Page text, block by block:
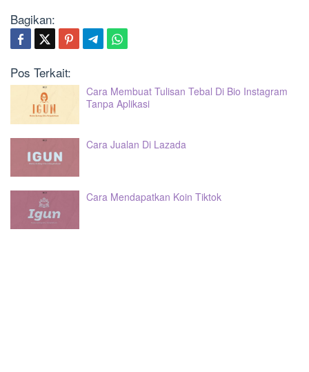
Bagikan:
Pos Terkait:
Cara Membuat Tulisan Tebal Di Bio Instagram
Tanpa Aplikasi
Cara Jualan Di Lazada
Cara Mendapatkan Koin Tiktok